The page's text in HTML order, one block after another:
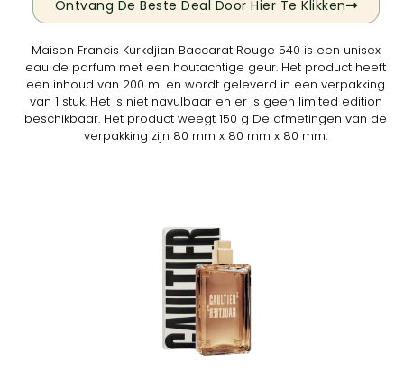
Ontvang De Beste Deal Door Hier Te Klikken
Maison Francis Kurkdjian Baccarat Rouge 540 is een unisex
eau de parfum met een houtachtige geur. Het product heeft
een inhoud van 200 ml en wordt geleverd in een verpakking
van 1 stuk. Het is niet navulbaar en er is geen limited edition
beschikbaar. Het product weegt 150 g De afmetingen van de
verpakking zijn 80 mm x 80 mm x 80 mm.